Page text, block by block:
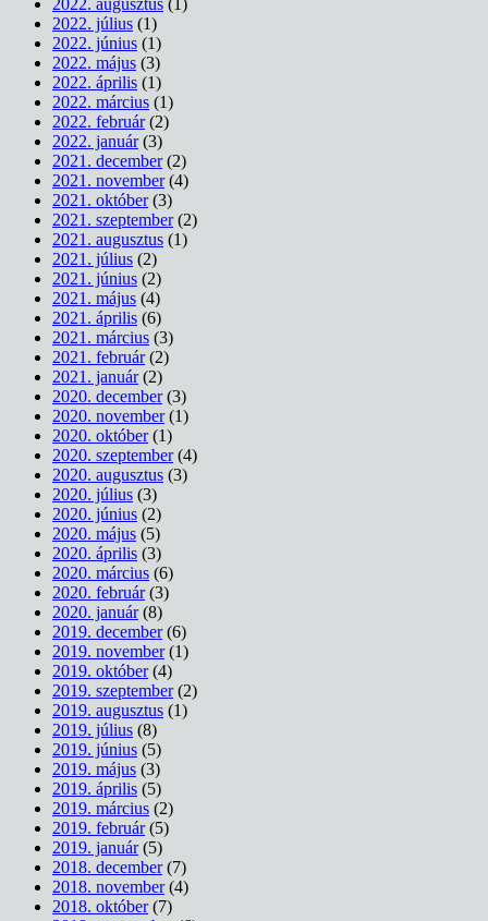
2022. augusztus (1)
2022. július (1)
2022. június (1)
2022. május (3)
2022. április (1)
2022. március (1)
2022. február(2)
2022. január(3)
2021. december(2)
2021. november(4)
2021. október(3)
2021. szeptember(2)
2021. augusztus (1)
2021. július (2)
2021. június (2)
2021. május (4)
2021. április (6)
2021. március (3)
2021. február(2)
2021. január(2)
2020. december(3)
2020. november(1)
2020. október(1)
2020. szeptember(4)
2020. augusztus (3)
2020. július (3)
2020. június (2)
2020. május (5)
2020. április (3)
2020. március (6)
2020. február(3)
2020. január(8)
2019. december(6)
2019. november(1)
2019. október(4)
2019. szeptember(2)
2019. augusztus (1)
2019. július (8)
2019. június (5)
2019. május (3)
2019. április (5)
2019. március (2)
2019. február(5)
2019. január(5)
2018. december(7)
2018. november(4)
2018. október(7)